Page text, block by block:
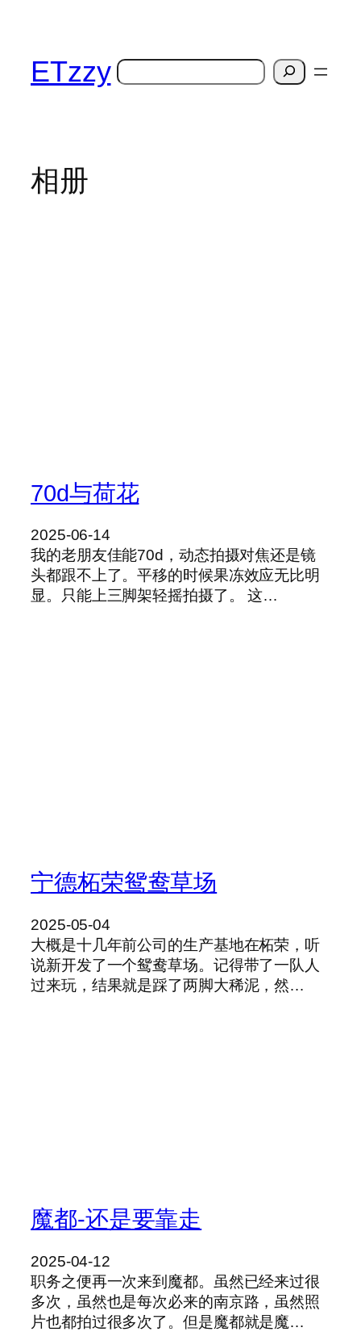
ETzzy 搜
相册
70d与荷花
2025-06-14
我的老朋友佳能70d，动态拍摄对焦还是镜
头都跟不上了。平移的时候果冻效应无比明
显。只能上三脚架轻摇拍摄了。 这…
宁德柘荣鸳鸯草场
2025-05-04
大概是十几年前公司的生产基地在柘荣，听
说新开发了一个鸳鸯草场。记得带了一队人
过来玩，结果就是踩了两脚大稀泥，然…
魔都-还是要靠走
2025-04-12
职务之便再一次来到魔都。虽然已经来过很
多次，虽然也是每次必来的南京路，虽然照
片也都拍过很多次了。但是魔都就是魔…